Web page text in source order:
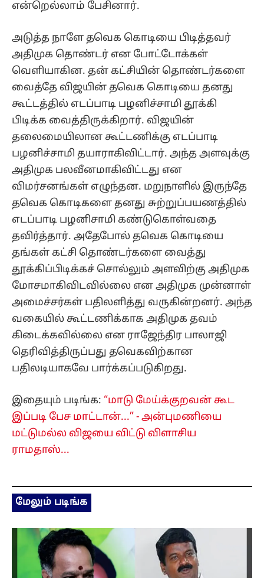
என்றெல்லாம் பேசினார்.
அடுத்த நாளே தவெக கொடியை பிடித்தவர்
அதிமுக தொண்டர் என போட்டோக்கள்
வெளியாகின. தன் கட்சியின் தொண்டர்களை
வைத்தே விஜயின் தவெக கொடியை தனது
கூட்டத்தில் எடப்பாடி பழனிச்சாமி தூக்கி
பிடிக்க வைத்திருக்கிறார். விஜயின்
தலைமையிலான கூட்டணிக்கு எடப்பாடி
பழனிச்சாமி தயாராகிவிட்டார். அந்த அளவுக்கு
அதிமுக பலவீனமாகிவிட்டது என
விமர்சனங்கள் எழுந்தன. மறுநாளில் இருந்தே
தவெக கொடிகளை தனது சுற்றுப்பயணத்தில்
எடப்பாடி பழனிசாமி கண்டுகொள்வதை
தவிர்த்தார். அதேபோல் தவெக கொடியை
தங்கள் கட்சி தொண்டர்களை வைத்து
தூக்கிப்பிடிக்கச் சொல்லும் அளவிற்கு அதிமுக
மோசமாகிவிடவில்லை என அதிமுக முன்னாள்
அமைச்சர்கள் பதிலளித்து வருகின்றனர். அந்த
வகையில் கூட்டணிக்காக அதிமுக தவம்
கிடைக்கவில்லை என ராஜேந்திர பாலாஜி
தெரிவித்திருப்பது தவெகவிற்கான
பதிலடியாகவே பார்க்கப்படுகிறது.
இதையும் படிங்க: “மாடு மேய்க்குறவன் கூட
இப்படி பேச மாட்டான்...” - அன்புமணியை
மட்டுமல்ல விஜயை விட்டு விளாசிய
ராமதாஸ்...
மேலும் படிங்க